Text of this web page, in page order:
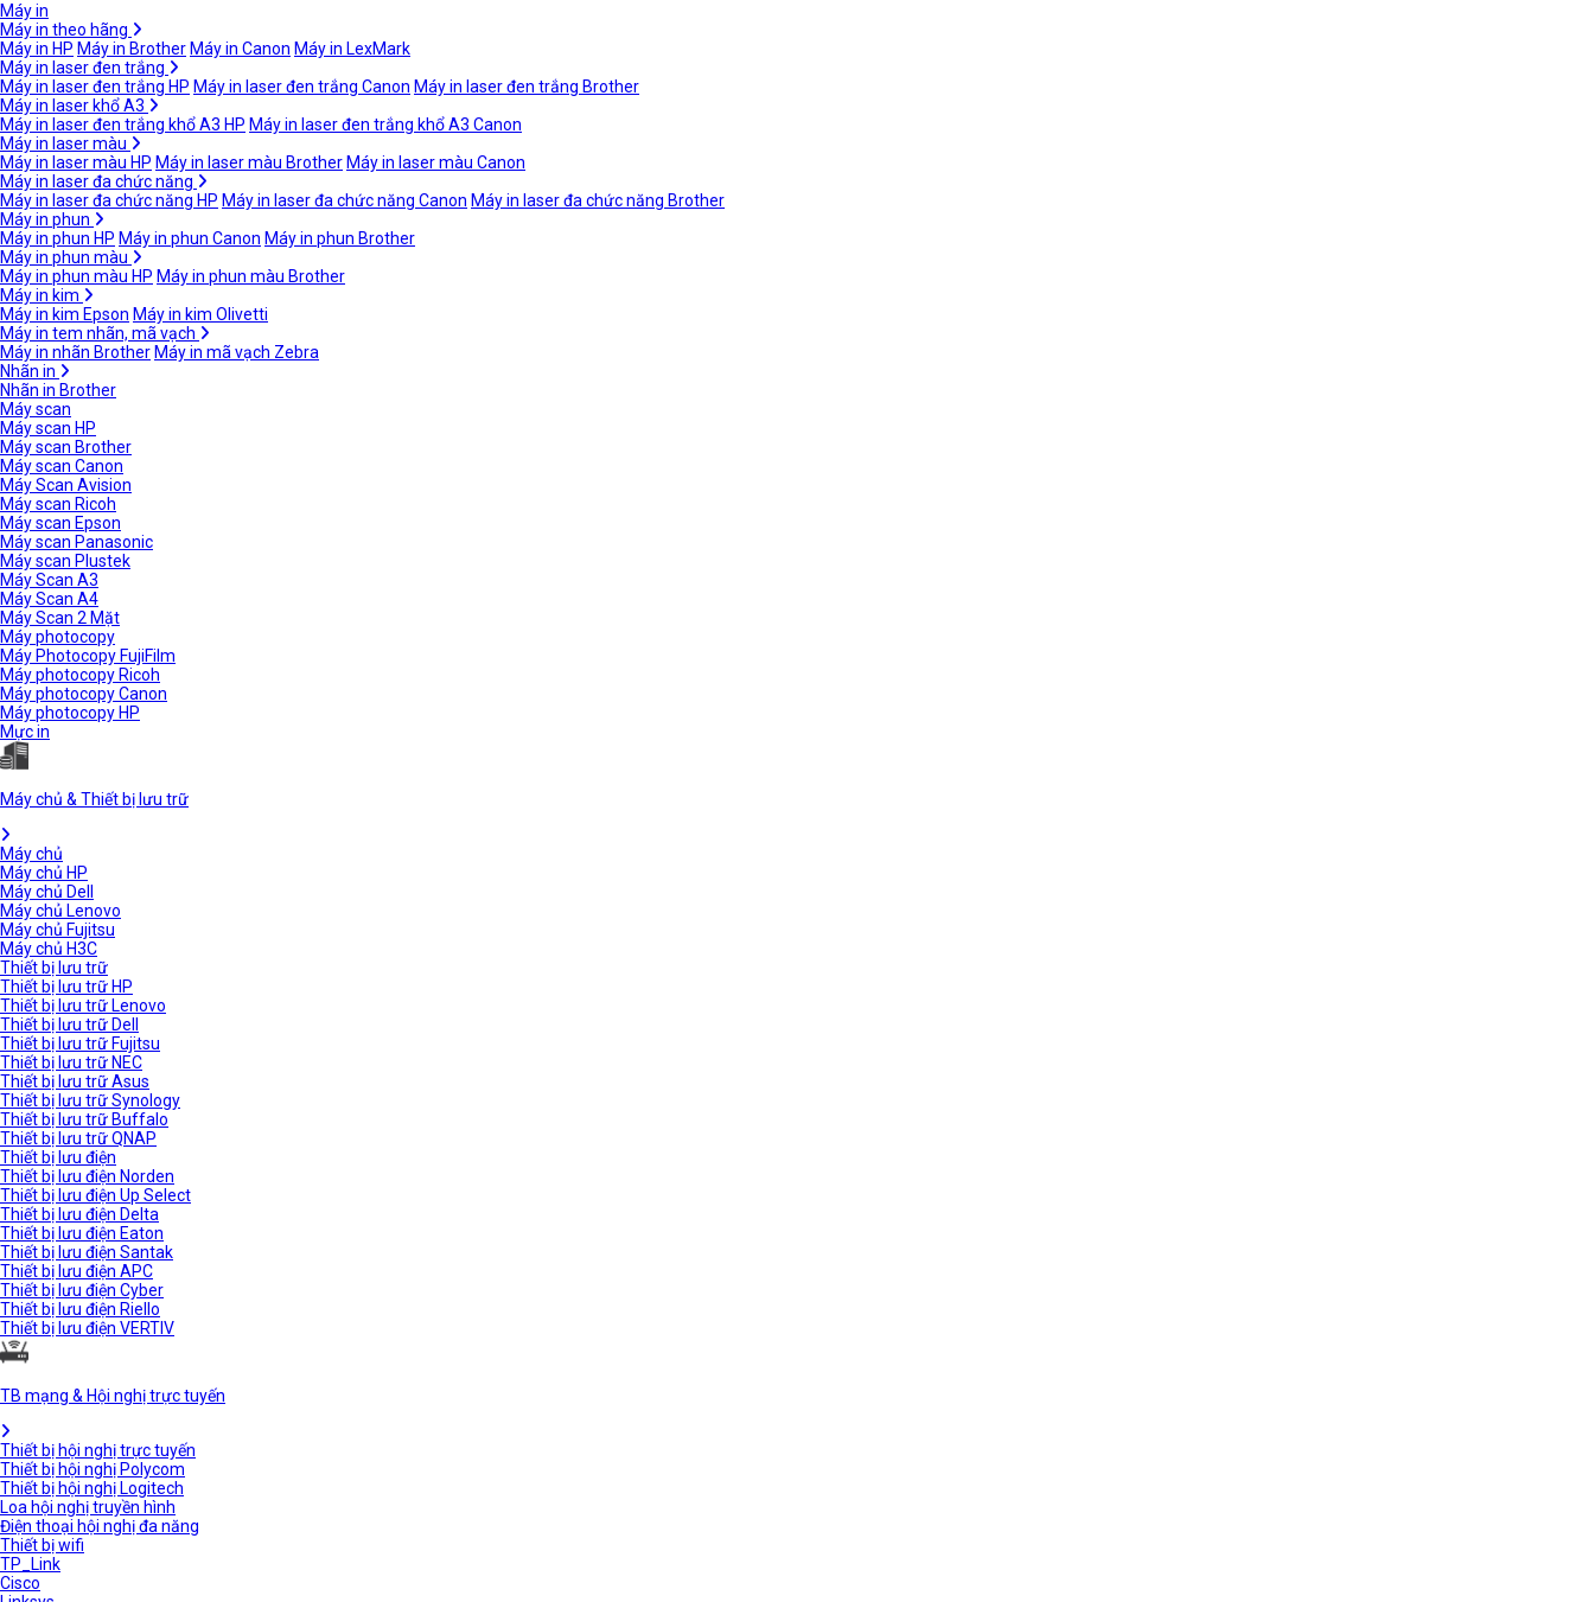
Máy in
Máy in theo hãng
Máy in HP Máy in Brother Máy in Canon Máy in LexMark
Máy in laser đen trắng
Máy in laser đen trắng HP Máy in laser đen trắng Canon Máy in laser đen trắng Brother
Máy in laser khổ A3
Máy in laser đen trắng khổ A3 HP Máy in laser đen trắng khổ A3 Canon
Máy in laser màu
Máy in laser màu HP Máy in laser màu Brother Máy in laser màu Canon
Máy in laser đa chức năng
Máy in laser đa chức năng HP Máy in laser đa chức năng Canon Máy in laser đa chức năng Brother
Máy in phun
Máy in phun HP Máy in phun Canon Máy in phun Brother
Máy in phun màu
Máy in phun màu HP Máy in phun màu Brother
Máy in kim
Máy in kim Epson Máy in kim Olivetti
Máy in tem nhãn, mã vạch
Máy in nhãn Brother Máy in mã vạch Zebra
Nhãn in
Nhãn in Brother
Máy scan
Máy scan HP
Máy scan Brother
Máy scan Canon
Máy Scan Avision
Máy scan Ricoh
Máy scan Epson
Máy scan Panasonic
Máy scan Plustek
Máy Scan A3
Máy Scan A4
Máy Scan 2 Mặt
Máy photocopy
Máy Photocopy FujiFilm
Máy photocopy Ricoh
Máy photocopy Canon
Máy photocopy HP
Mực in
Máy chủ & Thiết bị lưu trữ
Máy chủ
Máy chủ HP
Máy chủ Dell
Máy chủ Lenovo
Máy chủ Fujitsu
Máy chủ H3C
Thiết bị lưu trữ
Thiết bị lưu trữ HP
Thiết bị lưu trữ Lenovo
Thiết bị lưu trữ Dell
Thiết bị lưu trữ Fujitsu
Thiết bị lưu trữ NEC
Thiết bị lưu trữ Asus
Thiết bị lưu trữ Synology
Thiết bị lưu trữ Buffalo
Thiết bị lưu trữ QNAP
Thiết bị lưu điện
Thiết bị lưu điện Norden
Thiết bị lưu điện Up Select
Thiết bị lưu điện Delta
Thiết bị lưu điện Eaton
Thiết bị lưu điện Santak
Thiết bị lưu điện APC
Thiết bị lưu điện Cyber
Thiết bị lưu điện Riello
Thiết bị lưu điện VERTIV
TB mạng & Hội nghị trực tuyến
Thiết bị hội nghị trực tuyến
Thiết bị hội nghị Polycom
Thiết bị hội nghị Logitech
Loa hội nghị truyền hình
Điện thoại hội nghị đa năng
Thiết bị wifi
TP_Link
Cisco